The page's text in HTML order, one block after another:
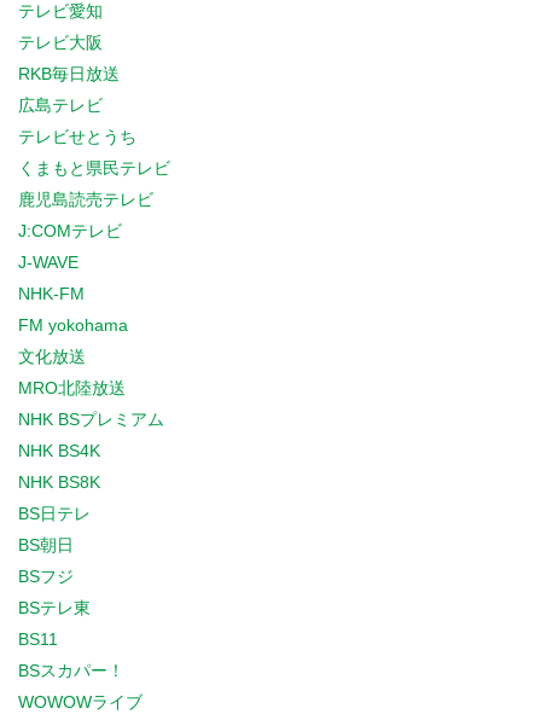
テレビ愛知
テレビ大阪
RKB毎日放送
広島テレビ
テレビせとうち
くまもと県民テレビ
鹿児島読売テレビ
J:COMテレビ
J-WAVE
NHK-FM
FM yokohama
文化放送
MRO北陸放送
NHK BSプレミアム
NHK BS4K
NHK BS8K
BS日テレ
BS朝日
BSフジ
BSテレ東
BS11
BSスカパー！
WOWOWライブ